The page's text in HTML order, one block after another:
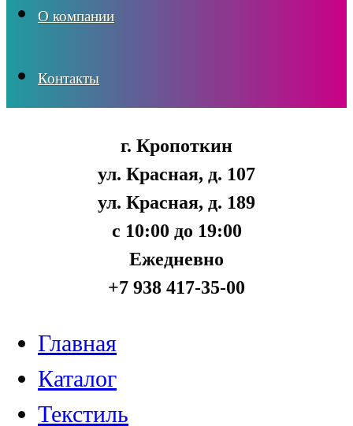
О компании
Контакты
г. Кропоткин
ул. Красная, д. 107
ул. Красная, д. 189
с 10:00 до 19:00
Ежедневно
+7 938 417-35-00
Главная
Каталог
Текстиль